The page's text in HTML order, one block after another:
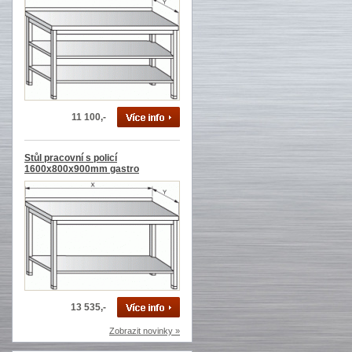
11 100,-
Stůl pracovní s policí
1600x800x900mm gastro
13 535,-
Zobrazit novinky »